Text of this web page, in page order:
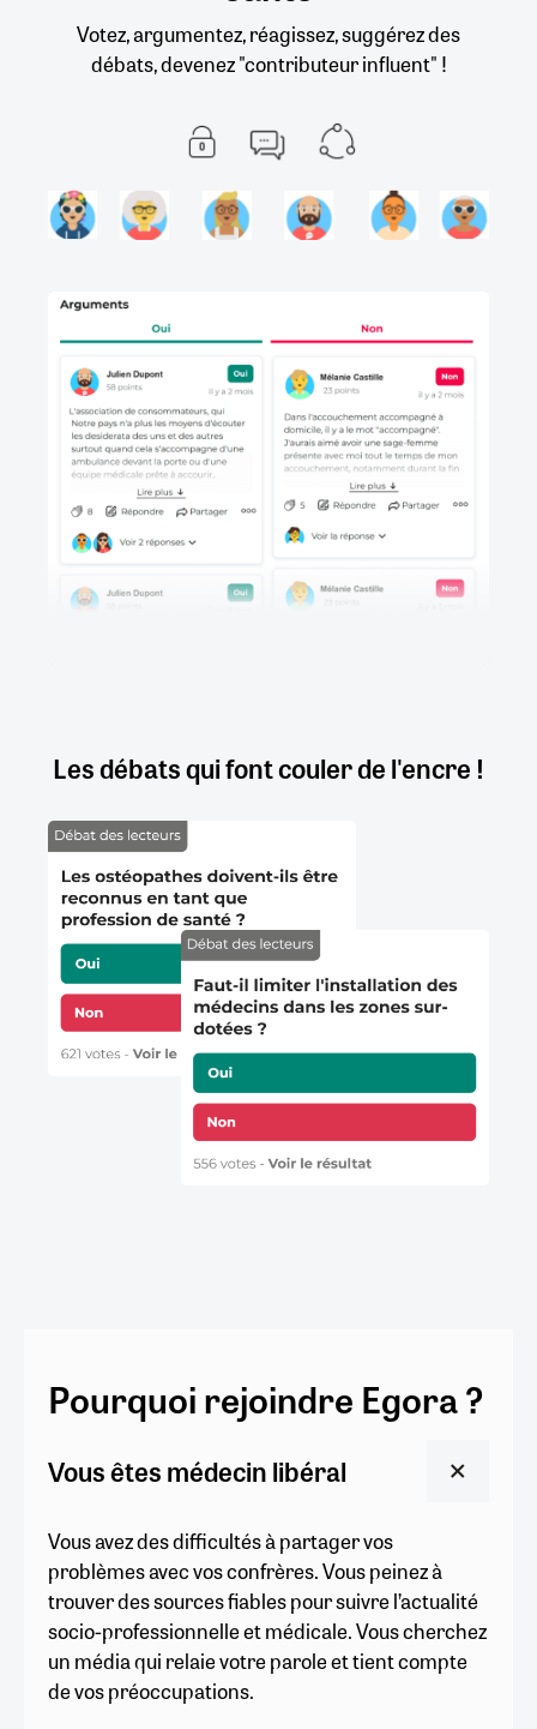
Votez, argumentez, réagissez, suggérez des
débats, devenez "contributeur influent" !
Les débats qui font couler de l'encre !
Pourquoi rejoindre Egora ?
Vous êtes médecin libéral
Vous avez des difficultés à partager vos
problèmes avec vos confrères. Vous peinez à
trouver des sources fiables pour suivre l’actualité
socio-professionnelle et médicale. Vous cherchez
un média qui relaie votre parole et tient compte
de vos préoccupations.